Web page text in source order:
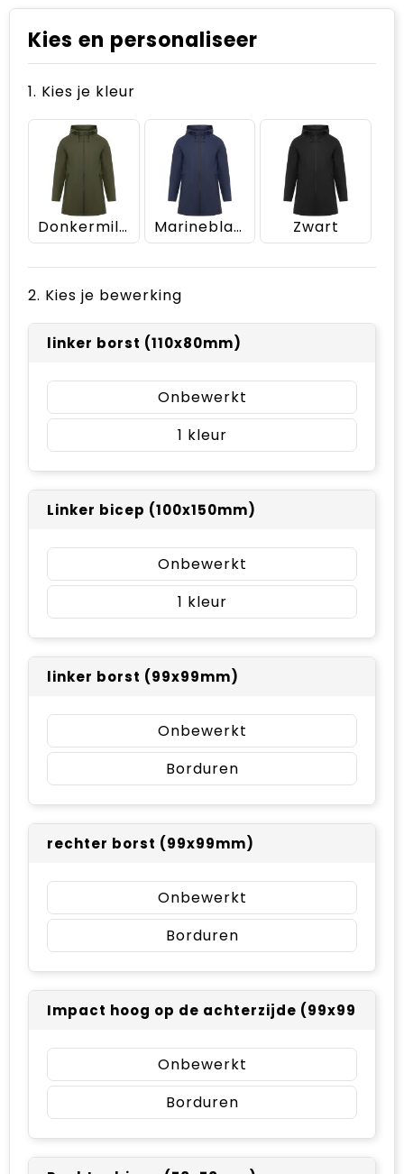
Kies en personaliseer
1. Kies je kleur
Donkermilitair groen Marineblauw Zwart
2. Kies je bewerking
linker borst (110x80mm)
Onbewerkt
1
Linker bicep (100x150mm)
Onbewerkt
1
linker borst (99x99mm)
Onbewerkt
Borduren
rechter borst (99x99mm)
Onbewerkt
Borduren
Impact hoog op de achterzijde (99x99mm)
Onbewerkt
Borduren